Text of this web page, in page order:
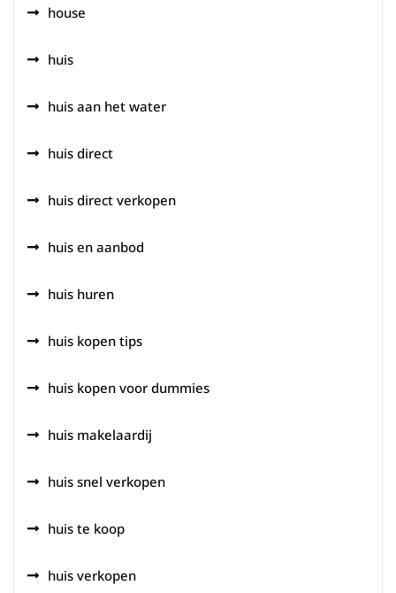
house
huis
huis aan het water
huis direct
huis direct verkopen
huis en aanbod
huis huren
huis kopen tips
huis kopen voor dummies
huis makelaardij
huis snel verkopen
huis te koop
huis verkopen